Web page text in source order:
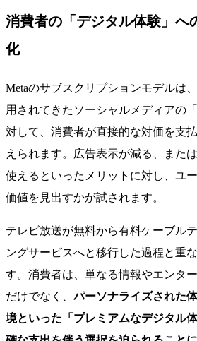
消費者の「デジタル体験」へ
化
Metaのサブスクリプションモデルは
用されてきたソーシャルメディアの
対して、消費者が直接的な対価を支
えられます。広告表示が減る、また
使えるといったメリットに対し、ユ
価値を見出すかが試されます。
テレビ放送が無料から有料ケーブル
ングサービスへと移行した過程と重
す。消費者は、単なる情報やエンタ
だけでなく、パーソナライズされた
境といった「プレミアムなデジタル